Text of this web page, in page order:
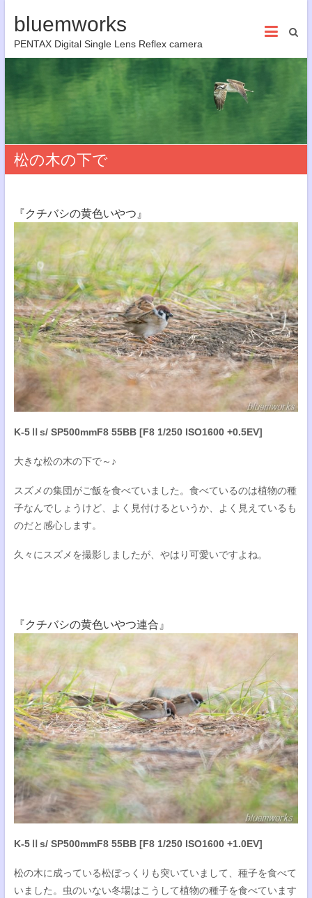
bluemworks
PENTAX Digital Single Lens Reflex camera
松の木の下で
『クチバシの黄色いやつ』
K-5Ⅱs/ SP500mmF8 55BB [F8 1/250 ISO1600 +0.5EV]
大きな松の木の下で～♪
スズメの集団がご飯を食べていました。食べているのは植物の種
子なんでしょうけど、よく見付けるというか、よく見えているも
のだと感心します。
久々にスズメを撮影しましたが、やはり可愛いですよね。
『クチバシの黄色いやつ連合』
K-5Ⅱs/ SP500mmF8 55BB [F8 1/250 ISO1600 +1.0EV]
松の木に成っている松ぼっくりも突いていまして、種子を食べて
いました。虫のいない冬場はこうして植物の種子を食べています